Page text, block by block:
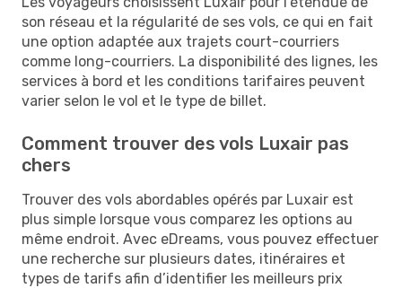
son réseau et la régularité de ses vols, ce qui en fait
une option adaptée aux trajets court-courriers
comme long-courriers. La disponibilité des lignes, les
services à bord et les conditions tarifaires peuvent
varier selon le vol et le type de billet.
Comment trouver des vols Luxair pas
chers
Trouver des vols abordables opérés par Luxair est
plus simple lorsque vous comparez les options au
même endroit. Avec eDreams, vous pouvez effectuer
une recherche sur plusieurs dates, itinéraires et
types de tarifs afin d’identifier les meilleurs prix